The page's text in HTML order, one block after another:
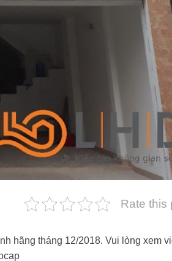
Rate this
hãng tháng 12/2018. Vui lòng xem